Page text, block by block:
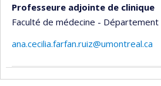
Professeure adjointe de clinique
Faculté de médecine -
ana.cecilia.farfan.ruiz@umontreal.ca